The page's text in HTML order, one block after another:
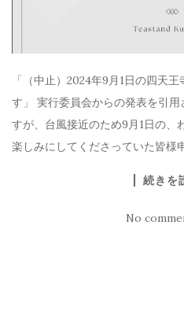
「（中止）2024年9月1日の四天
す」 実行委員会からの発表を引
すが、台風接近のため9月1日の、
楽しみにしてくださっていた皆様
続きを
No